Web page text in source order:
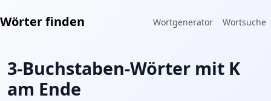
Wörter finden Wortgenerator Wortsuche
3-Buchstaben-Wörter mit K
am Ende